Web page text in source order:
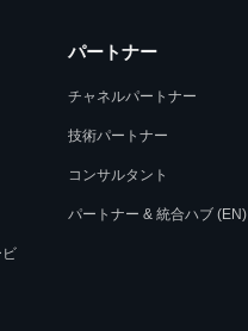
パートナー
チャネルパートナー
技術パートナー
コンサルタント
パートナー & 統合ハブ (EN)